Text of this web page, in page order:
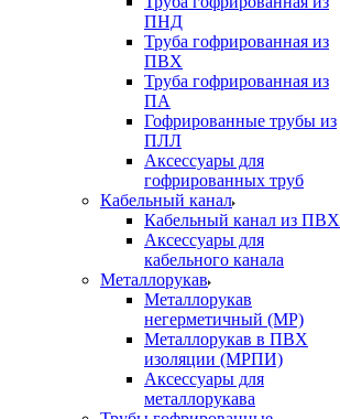
ПНД
Труба гофрированная из
ПВХ
Труба гофрированная из
ПА
Гофрированные трубы из
ПЛЛ
Аксессуары для
гофрированных труб
Кабельный канал
Кабельный канал из ПВХ
Аксессуары для
кабельного канала
Металлорукав
Металлорукав
негерметичный (МР)
Металлорукав в ПВХ
изоляции (МРПИ)
Аксессуары для
металлорукава